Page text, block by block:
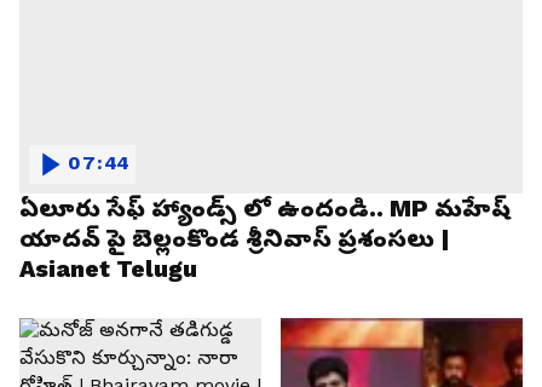
ఏలూరు సేఫ్ హ్యాండ్స్ లో ఉందండి.. MP మహేష్
యాదవ్ పై బెల్లంకొండ శ్రీనివాస్ ప్రశంసలు |
Asianet Telugu
07:44